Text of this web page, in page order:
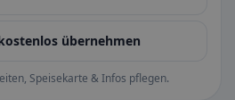
übernehmen
Speisekarte & Infos pflegen.